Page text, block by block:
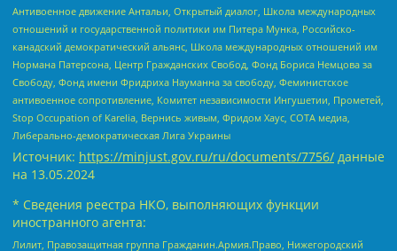
Антивоенное движение Антальи, Открытый диалог, Школа международных
отношений и государственной политики им Питера Мунка, Российско-
канадский демократический альянс, Школа международных отношений им
Нормана Патерсона, Центр Гражданских Свобод, Фонд Бориса Немцова за
Свободу, Фонд имени Фридриха Науманна за свободу, Феминистское
антивоенное сопротивление, Комитет независимости Ингушетии, Прометей,
Stop Occupation of Karelia, Вернись живым, Фридом Хаус, СОТА медиа,
Либерально-демократическая Лига Украины
Источник: https://minjust.gov.ru/ru/documents/7756/ данные
на 13.05.2024
* Сведения реестра НКО, выполняющих функции
иностранного агента:
Лилит, Правозащитная группа Гражданин.Армия.Право, Нижегородский